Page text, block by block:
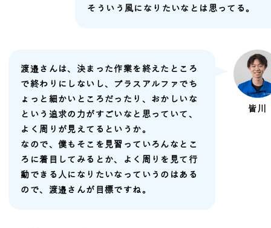
そういう風になりたいなとは思ってる。
皆川
渡邉さんは、決まった作業を終えたところ
で終わりにしないし、プラスアルファでち
ょっと細かいところだったり、おかしいな
という追求の力がすごいなと思っていて、
よく周りが見えてるというか。
なので、僕もそこを見習っていろんなとこ
ろに着目してみるとか、よく周りを見て行
動できる人になりたいなっていうのはある
ので、渡邉さんが目標ですね。